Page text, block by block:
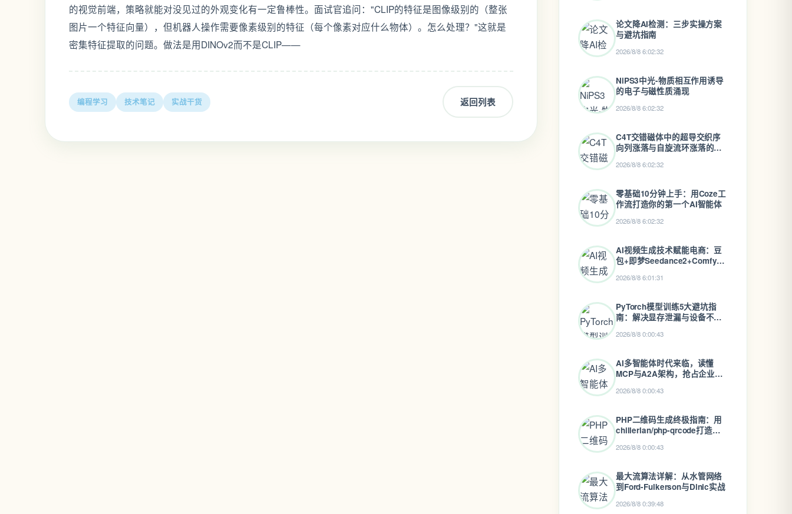
的视觉前端，策略就能对没见过的外观变化有一定鲁棒性。面试官追问："CLIP的特征是图像级别的（整张
图片一个特征向量），但机器人操作需要像素级别的特征（每个像素对应什么物体）。怎么处理？"这就是
密集特征提取的问题。做法是用DINOv2而不是CLIP——
编程学习 技术笔记 实战干货 返回列表
论文降AI检测：三步实操方案
与避坑指南
2026/8/8 6:02:32
NiPS3中光-物质相互作用诱导
的电子与磁性质涌现
2026/8/8 6:02:32
C4T交错磁体中的超导交织序
向列涨落与自旋流环涨落的选
2026/8/8 6:02:32
零基础10分钟上手：用Coze工
作流打造你的第一个AI智能体
2026/8/8 6:02:32
AI视频生成技术赋能电商：豆
包+即梦Seedance2+ComfyUI
2026/8/8 6:01:31
PyTorch模型训练5大避坑指
南：解决显存泄漏与设备不匹
2026/8/8 0:00:43
AI多智能体时代来临，读懂
MCP与A2A架构，抢占企业数
2026/8/8 0:00:43
PHP二维码生成终极指南：用
chillerlan/php-qrcode打造专
2026/8/8 0:00:43
最大流算法详解：从水管网络
到Ford-Fulkerson与Dinic实战
2026/8/8 0:39:48